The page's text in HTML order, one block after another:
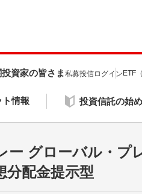
ト情報 投資信託の始
資家の皆さま 私募投信ログイン ETF
ー グローバル・プ
分配金提示型